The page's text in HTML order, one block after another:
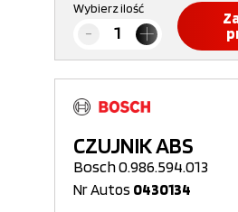
Wybierz ilość
CZUJNIK ABS
Bosch 0.986.594.013
Nr Autos 0430134